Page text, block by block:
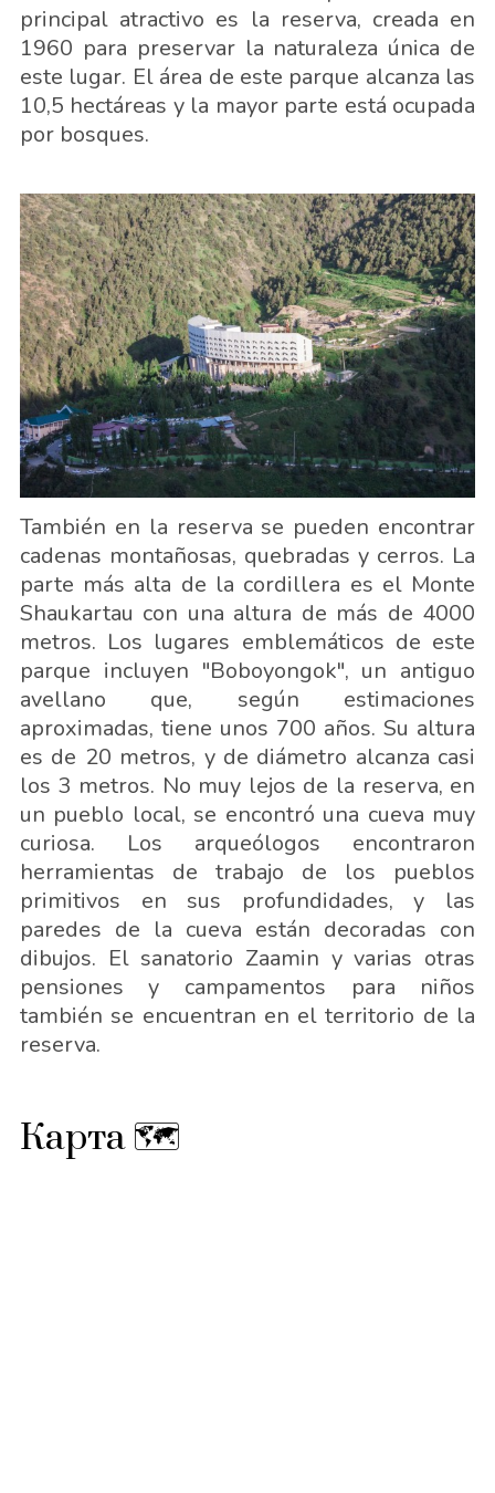
principal atractivo es la reserva, creada en
1960 para preservar la naturaleza única de
este lugar. El área de este parque alcanza las
10,5 hectáreas y la mayor parte está ocupada
por bosques.
También en la reserva se pueden encontrar
cadenas montañosas, quebradas y cerros. La
parte más alta de la cordillera es el Monte
Shaukartau con una altura de más de 4000
metros. Los lugares emblemáticos de este
parque incluyen "Boboyongok", un antiguo
avellano que, según estimaciones
aproximadas, tiene unos 700 años. Su altura
es de 20 metros, y de diámetro alcanza casi
los 3 metros. No muy lejos de la reserva, en
un pueblo local, se encontró una cueva muy
curiosa. Los arqueólogos encontraron
herramientas de trabajo de los pueblos
primitivos en sus profundidades, y las
paredes de la cueva están decoradas con
dibujos. El sanatorio Zaamin y varias otras
pensiones y campamentos para niños
también se encuentran en el territorio de la
reserva.
Карта 🗺